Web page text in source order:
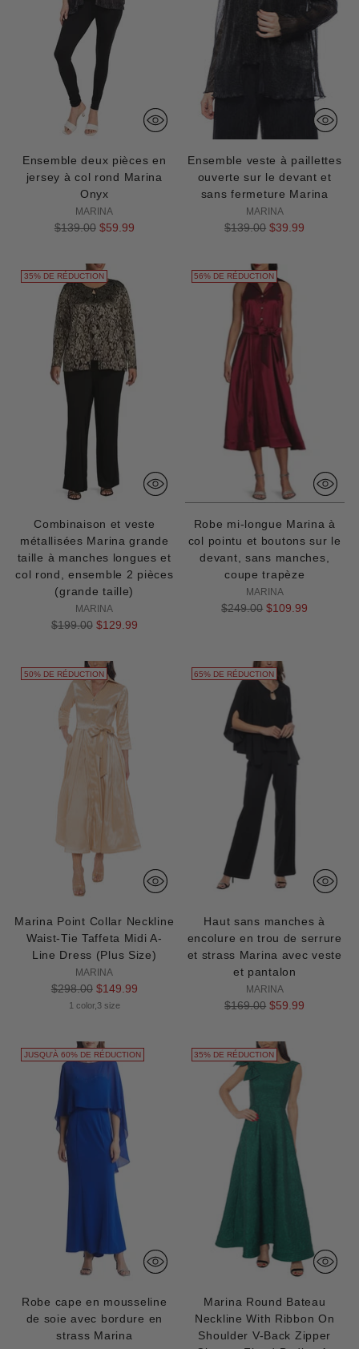
Ensemble deux pièces en
jersey à col rond Marina
Onyx
MARINA
Prix
$139.00 $59.99
Ensemble veste à paillettes
ouverte sur le devant et
sans fermeture Marina
MARINA
Prix
$139.00 $39.99
35% DE RÉDUCTION
Combinaison et veste
métallisées Marina grande
taille à manches longues et
col rond, ensemble 2 pièces
(grande taille)
MARINA
Prix
$199.00 $129.99
56% DE RÉDUCTION
Robe mi-longue Marina à
col pointu et boutons sur le
devant, sans manches,
coupe trapèze
MARINA
Prix
$249.00 $109.99
50% DE RÉDUCTION
Marina Point Collar Neckline
Waist-Tie Taffeta Midi A-
Line Dress (Plus Size)
MARINA
Prix
normal
$298.00 $149.99
1 color,3 size
65% DE RÉDUCTION
Haut sans manches à
encolure en trou de serrure
et strass Marina avec veste
et pantalon
MARINA
Prix
$169.00 $59.99
JUSQU'À 60% DE RÉDUCTION
Robe cape en mousseline
de soie avec bordure en
strass Marina
35% DE RÉDUCTION
Marina Round Bateau
Neckline With Ribbon On
Shoulder V-Back Zipper